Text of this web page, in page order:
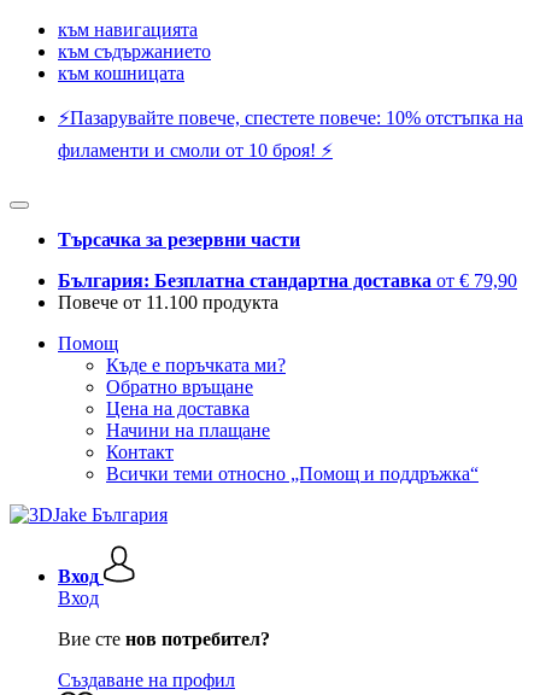
към навигацията
към съдържанието
към кошницата
⚡️Пазарувайте повече, спестете повече: 10% отстъпка на
филаменти и смоли от 10 броя! ⚡️
Търсачка за резервни части
България: Безплатна стандартна доставка от € 79,90
Повече от 11.100 продукта
Помощ
Къде е поръчката ми?
Обратно връщане
Цена на доставка
Начини на плащане
Контакт
Всички теми относно „Помощ и поддръжка“
Вход
Вход
Вие сте нов потребител?
Създаване на профил